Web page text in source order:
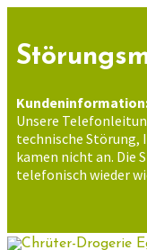
springen
Unsere
technische Störung,
kamen nicht an. Die
telefonisch wieder